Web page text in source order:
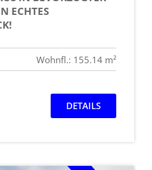
ECHTES
Wohnfl.: 155.14 m²
DETAILS